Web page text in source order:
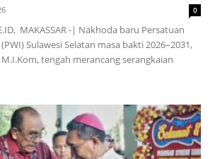
0
MAKASSAR -| Nakhoda baru Persatuan
Sulawesi Selatan masa bakti 2026–2031,
tengah merancang serangkaian